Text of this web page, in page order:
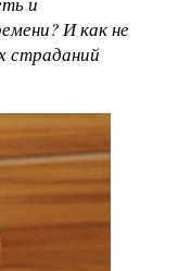
И как не
страданий